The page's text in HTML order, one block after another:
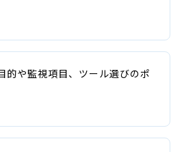
的や監視項目、ツール選びのポ